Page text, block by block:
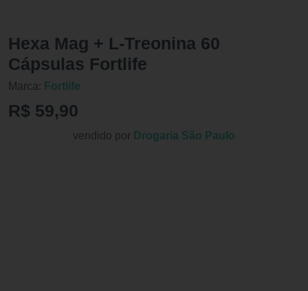
Hexa Mag + L-Treonina 60
Cápsulas Fortlife
Marca: Fortlife
R$ 59,90
vendido por Drogaria São Paulo